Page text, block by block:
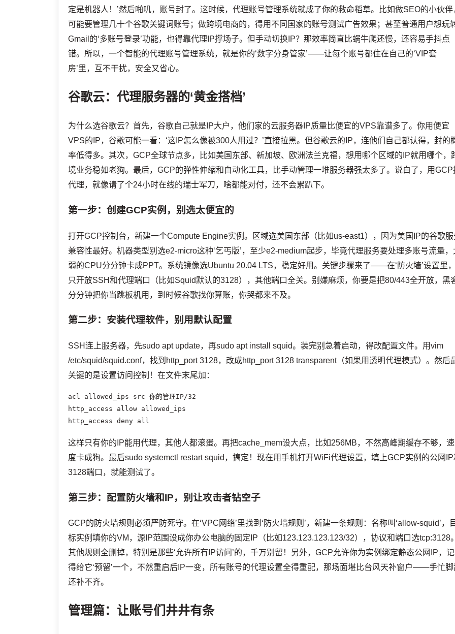
定是机器人！’然后啪叽，账号封了。这时候，代理账号管理系统就成了你的救命稻草。比如做SEO的小伙伴
可能要管理几十个谷歌关键词账号；做跨境电商的，得用不同国家的账号测试广告效果；甚至普通用户想玩
Gmail的‘多账号登录’功能，也得靠代理IP撑场子。但手动切换IP？那效率简直比蜗牛爬还慢，还容易手抖点
错。所以，一个智能的代理账号管理系统，就是你的‘数字分身管家’——让每个账号都住在自己的‘VIP套
房’里，互不干扰，安全又省心。
谷歌云：代理服务器的‘黄金搭档’
为什么选谷歌云？首先，谷歌自己就是IP大户，他们家的云服务器IP质量比便宜的VPS靠谱多了。你用便宜
VPS的IP，谷歌可能一看：‘这IP怎么像被300人用过？’直接拉黑。但谷歌云的IP，连他们自己都认得，封的
率低得多。其次，GCP全球节点多，比如美国东部、新加坡、欧洲法兰克福，想用哪个区域的IP就用哪个，
境业务稳如老狗。最后，GCP的弹性伸缩和自动化工具，比手动管理一堆服务器强太多了。说白了，用GCP
代理，就像请了个24小时在线的瑞士军刀，啥都能对付，还不会累趴下。
第一步：创建GCP实例，别选太便宜的
打开GCP控制台，新建一个Compute Engine实例。区域选美国东部（比如us-east1），因为美国IP的谷歌服
兼容性最好。机器类型别选e2-micro这种‘乞丐版’，至少e2-medium起步，毕竟代理服务要处理多账号流量，
弱的CPU分分钟卡成PPT。系统镜像选Ubuntu 20.04 LTS，稳定好用。关键步骤来了——在‘防火墙’设置里，
只开放SSH和代理端口（比如Squid默认的3128），其他端口全关。别嫌麻烦，你要是把80/443全开放，黑
分分钟把你当跳板机用，到时候谷歌找你算账，你哭都来不及。
第二步：安装代理软件，别用默认配置
SSH连上服务器，先sudo apt update，再sudo apt install squid。装完别急着启动，得改配置文件。用vim
/etc/squid/squid.conf，找到http_port 3128，改成http_port 3128 transparent（如果用透明代理模式）。然后
关键的是设置访问控制！在文件末尾加：
acl allowed_ips src 你的管理IP/32
http_access allow allowed_ips
http_access deny all
这样只有你的IP能用代理，其他人都滚蛋。再把cache_mem设大点，比如256MB，不然高峰期缓存不够，速
度卡成狗。最后sudo systemctl restart squid，搞定！现在用手机打开WiFi代理设置，填上GCP实例的公网IP
3128端口，就能测试了。
第三步：配置防火墙和IP，别让攻击者钻空子
GCP的防火墙规则必须严防死守。在‘VPC网络’里找到‘防火墙规则’，新建一条规则：名称叫‘allow-squid’，
标实例填你的VM，源IP范围设成你办公电脑的固定IP（比如123.123.123.123/32），协议和端口选tcp:3128。
其他规则全删掉，特别是那些‘允许所有IP访问’的，千万别留！另外，GCP允许你为实例绑定静态公网IP，记
得给它‘预留’一个，不然重启后IP一变，所有账号的代理设置全得重配，那场面堪比台风天补窗户——手忙脚
还补不齐。
管理篇：让账号们井井有条